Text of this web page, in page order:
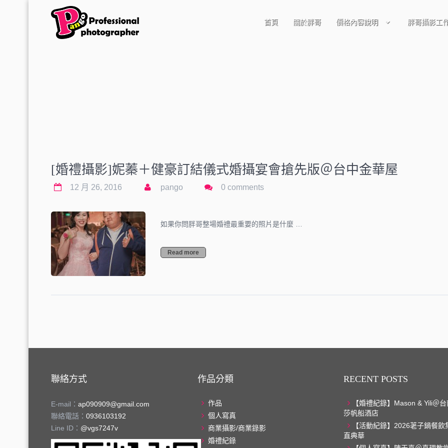
首頁 關於胖哥 價格內容說明 胖哥攝影工
[婚禮攝影]妮蓁＋健豪訂結儀式婚攝宴會搶先版＠台中金華屋
12 月 26, 2016 pango 0 comments
如果你問胖哥整場婚禮最重要的照片是什麼 …
Read more
聯絡方式
E-mail： ap090909@gmail.com
聯絡電話： 0936103192
Line ID： @vgs7247v
作品分類
作品
個人寫真
商業攝影/商業錄影
婚禮紀錄
RECENT POSTS
【婚禮紀錄】Mason & Yili＠
莎帆船酒店
【活動紀錄】2026荖子鍋餐飲
直典華